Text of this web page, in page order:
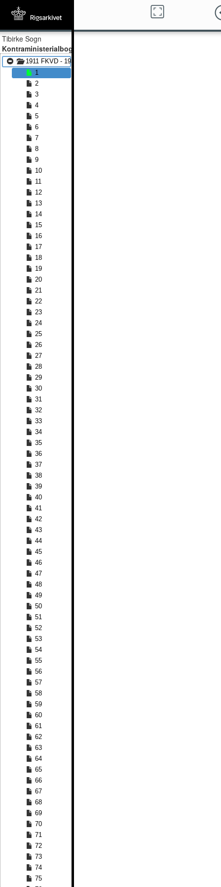
Tibirke Sogn
Kontraministerialbog
1911 FKVD - 1936 FKVD
1
2
3
4
5
6
7
8
9
10
11
12
13
14
15
16
17
18
19
20
21
22
23
24
25
26
27
28
29
30
31
32
33
34
35
36
37
38
39
40
41
42
43
44
45
46
47
48
49
50
51
52
53
54
55
56
57
58
59
60
61
62
63
64
65
66
67
68
69
70
71
72
73
74
75